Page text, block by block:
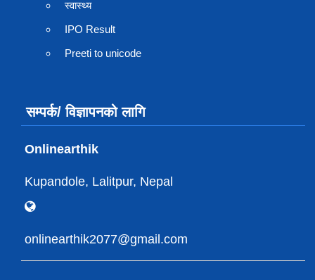
स्वास्थ्य
IPO Result
Preeti to unicode
सम्पर्क/ विज्ञापनको लागि
Onlinearthik
Kupandole, Lalitpur, Nepal
onlinearthik2077@gmail.com